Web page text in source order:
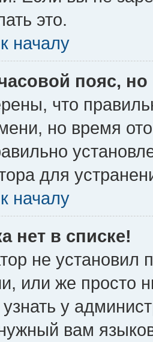
это.
началу
пояс,
что
но время
для
началу
нет в списке!
не установил
или же просто
у
вам